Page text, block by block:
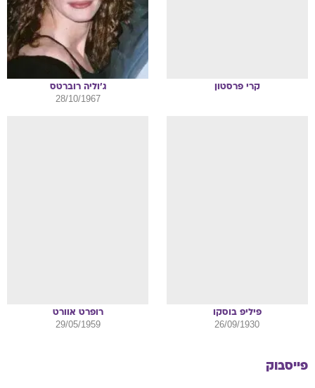
קרי פרסטון ג'וליה רוברטס
28/10/1967
פיליפ בוסקו
26/09/1930
רופרט אוורט
29/05/1959
פייסבוק